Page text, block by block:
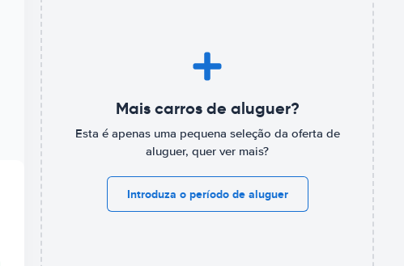
Mais carros de aluguer?
Esta é apenas uma pequena seleção da oferta de
aluguer, quer ver mais?
Introduza o período de aluguer